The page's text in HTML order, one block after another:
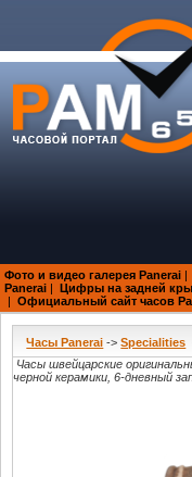
Фото и видео галерея Panerai |
Panerai | Цифры на задней
| Официальный сайт часов
Часы Panerai ->Specialities
Часы швейцарские
черной керамики, 6-дневный